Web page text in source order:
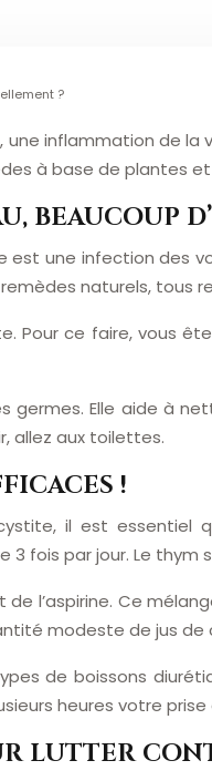
?
inflammation de
à base de plantes
BEAUCOUP
une infection des
naturels, tous
Pour ce faire, vous
germes. Elle aide à
allez aux toilettes.
!
il est essentiel
3 fois par jour. Le
l’aspirine. Ce
modeste de jus
de boissons
heures votre
LUTTER